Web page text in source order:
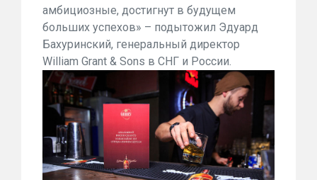
амбициозные, достигнут в будущем
больших успехов» – подытожил Эдуард
Бахуринский, генеральный директор
William Grant & Sons в СНГ и России.